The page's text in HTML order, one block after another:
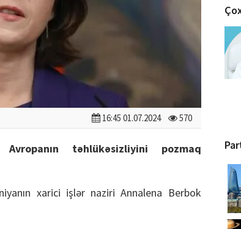
16:45 01.07.2024 570
təhlükəsizliyini pozmaq
xarici işlər naziri Annalena Berbok